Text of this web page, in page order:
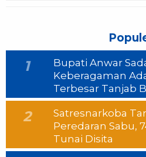
1
Bupati Anwar
Keberagaman
Terbesar Tanjab
2
Satresnarkoba
Peredaran Sabu,
Tunai Disita